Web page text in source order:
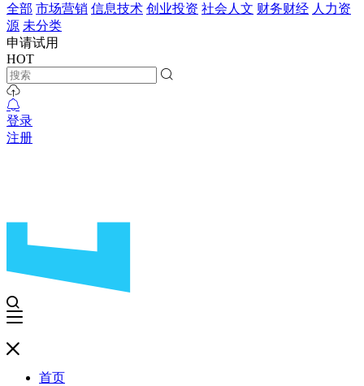
全部 市场营销 信息技术 创业投资 社会人文 财务财经 人力资
源 未分类
申请试用
HOT
登录
注册
首页